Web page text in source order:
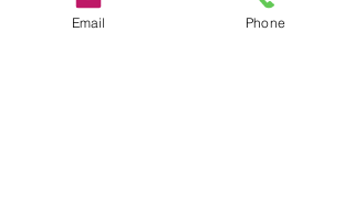
Frankatur, gut erhalten, knapp bis
Email Phone